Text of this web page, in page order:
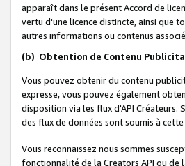
apparaît dans le présent Accord de
vertu d'une licence distincte, ainsi que
autres informations ou contenus
(b) Obtention de Contenu
Vous pouvez obtenir du contenu
expresse, vous pouvez également
disposition via les flux d'API
des flux de données sont soumis à cette
Vous reconnaissez nous sommes
fonctionnalité de la Creators API ou de